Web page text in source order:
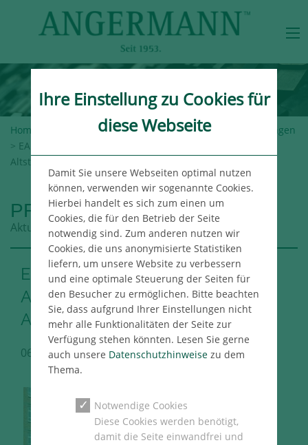
Home Angermann-Gruppe >Newsroom> Pressemeldungen
> EARLYREAL mietet über Angermann Büro in Hamburg-
Altstadt
PRESSEMELDUNGEN
Aktuelle Meldungen aus der Angermann Gruppe
EARLYREAL mietet über
Angermann Büro in Hamburg-
Altstadt
06.12.2022 Hamburg Immo Pressemeldung
Ihre Einstellung zu Cookies für
diese Webseite
Damit Sie unsere Webseiten optimal nutzen
können, verwenden wir sogenannte Cookies.
Hierbei handelt es sich zum einen um
Cookies, die für den Betrieb der Seite
notwendig sind. Zum anderen nutzen wir
Cookies, die uns anonymisierte Statistiken
liefern, um unsere Website zu verbessern
und eine optimale Steuerung der Seiten für
den Besucher zu ermöglichen. Bitte beachten
Sie, dass aufgrund Ihrer Einstellungen nicht
mehr alle Funktionalitäten der Seite zur
Verfügung stehen könnten. Lesen Sie gerne
auch unsere Datenschutzhinweisezu dem
Thema.
Notwendige Cookies
Diese Cookies werden benötigt,
damit die Seite einwandfrei und